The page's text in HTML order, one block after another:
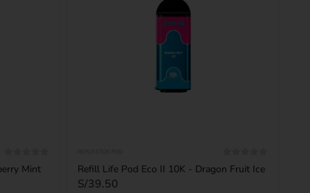
Mint Refill Life Pod Eco II 10K - Dragon Fruit Ice
S/39.50